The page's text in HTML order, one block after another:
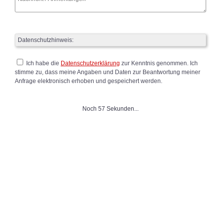
Datenschutzhinweis:
Ich habe die Datenschutzerklärung zur Kenntnis genommen. Ich
stimme zu, dass meine Angaben und Daten zur Beantwortung meiner
Anfrage elektronisch erhoben und gespeichert werden.
Noch 57 Sekunden...